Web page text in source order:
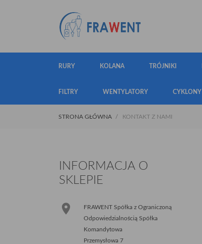
RURY KOLANA TRÓJNIKI
FILTRY WENTYLATORY CYKLONY
STRONA GŁÓWNA KONTAKT Z NAMI
INFORMACJA O
SKLEPIE

FRAWENT Spółka z Ograniczoną
Odpowiedzialnością Spółka
Komandytowa
Przemysłowa 7